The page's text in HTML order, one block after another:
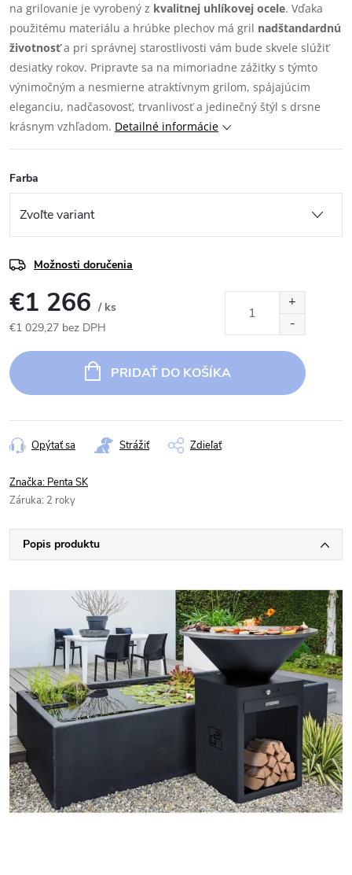
na grilovanie je vyrobený z kvalitnej uhlíkovej ocele. Vďaka
použitému materiálu a hrúbke plechov má gril nadštandardnú
životnosťa pri správnej starostlivosti vám bude skvele slúžiť
desiatky rokov. Pripravte sa na mimoriadne zážitky s týmto
výnimočným a nesmierne atraktívnym grilom, spájajúcim
eleganciu, nadčasovosť, trvanlivosť a jedinečný štýl s drsne
krásnym vzhľadom. Detailné informácie
Farba
Možnosti doručenia
€1 266 / ks
€1 029,27 bez DPH
cena:
PRIDAŤ DO KOŠÍKA
Opýtať sa Strážiť Zdieľať
Značka: Penta SK
Záruka: 2 roky
Popis produktu